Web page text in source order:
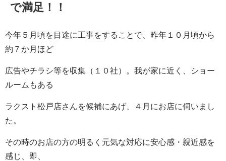
で満足！！
今年５月頃を目途に工事をすることで、昨年１０月頃から
約７か月ほど
広告やチラシ等を収集（１０社）。我が家に近く、ショー
ルームもある
ラクスト松戸店さんを候補にあげ、４月にお店に伺いまし
た。
その時のお店の方の明るく元気な対応に安心感・親近感を
感じ、即、